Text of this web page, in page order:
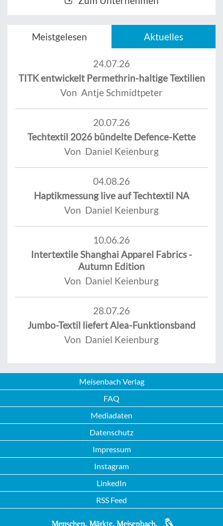
Meistgelesen Aktuelles
24.07.26
TITK entwickelt Permethrin-haltige Textilien
Von Antje Schmidtpeter
20.07.26
Techtextil 2026 bündelte Defence-Kette
Von Daniel Keienburg
04.08.26
Haptikmessung live auf Techtextil NA
Von Daniel Keienburg
10.06.26
Intertextile Shanghai Apparel Fabrics -
Autumn Edition
Von Daniel Keienburg
28.07.26
Jumbo-Textil liefert Alea-Funktionsband
Von Daniel Keienburg
Meisenbach Verlag
FAQ
Mediadaten
Datenschutz
Impressum
Instagram
LinkedIn
RSS Feed